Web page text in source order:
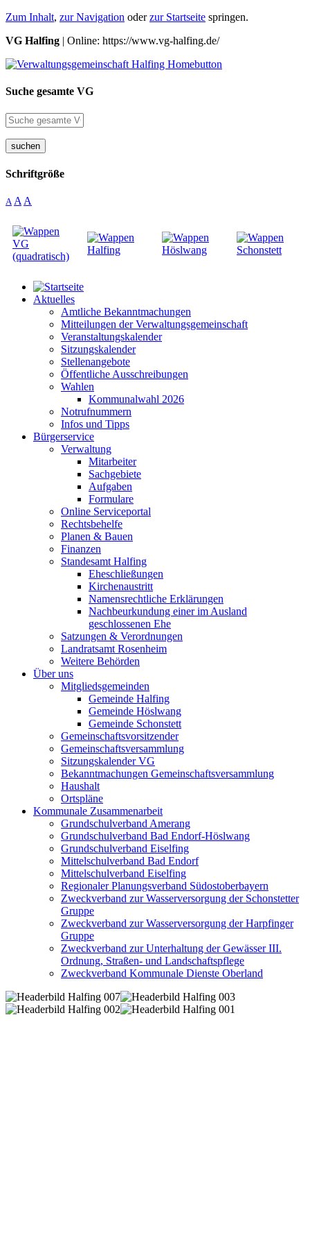
Zum Inhalt, zur Navigation oderzur Startseite springen.
VG Halfing | Online: https://www.vg-halfing.de/
Suche gesamte VG
suchen
Schriftgröße
A A A
Aktuelles
Amtliche Bekanntmachungen
Mitteilungen der Verwaltungsgemeinschaft
Veranstaltungskalender
Sitzungskalender
Stellenangebote
Öffentliche Ausschreibungen
Wahlen
Kommunalwahl 2026
Notrufnummern
Infos und Tipps
Bürgerservice
Verwaltung
Mitarbeiter
Sachgebiete
Aufgaben
Formulare
Online Serviceportal
Rechtsbehelfe
Planen & Bauen
Finanzen
Standesamt Halfing
Eheschließungen
Kirchenaustritt
Namensrechtliche Erklärungen
Nachbeurkundung einer im Ausland
geschlossenen Ehe
Satzungen & Verordnungen
Landratsamt Rosenheim
Weitere Behörden
Über uns
Mitgliedsgemeinden
Gemeinde Halfing
Gemeinde Höslwang
Gemeinde Schonstett
Gemeinschaftsvorsitzender
Gemeinschaftsversammlung
Sitzungskalender VG
Bekanntmachungen Gemeinschaftsversammlung
Haushalt
Ortspläne
Kommunale Zusammenarbeit
Grundschulverband Amerang
Grundschulverband Bad Endorf-Höslwang
Grundschulverband Eiselfing
Mittelschulverband Bad Endorf
Mittelschulverband Eiselfing
Regionaler Planungsverband Südostoberbayern
Zweckverband zur Wasserversorgung der Schonstetter
Gruppe
Zweckverband zur Wasserversorgung der Harpfinger
Gruppe
Zweckverband zur Unterhaltung der Gewässer III.
Ordnung, Straßen- und Landschaftspflege
Zweckverband Kommunale Dienste Oberland